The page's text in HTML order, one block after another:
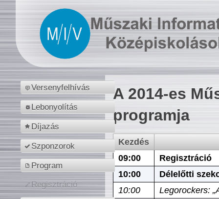
Versenyfelhívás
Lebonyolítás
Díjazás
Szponzorok
Program
Regisztráció
A 2014-es
programja
Kezdés
09:00
Regisztráció
10:00
Délelőtti
10:00
Legorockers: